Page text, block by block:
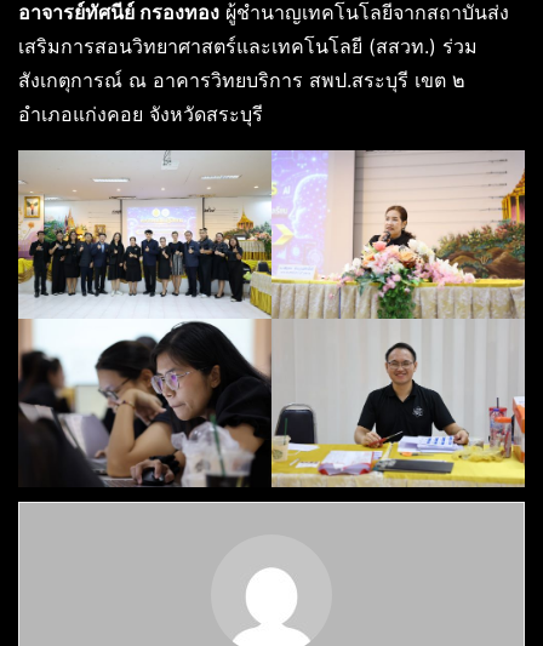
อาจารย์ทัศนีย์ กรองทอง ผู้ชำนาญเทคโนโลยีจากสถาบันส่ง
เสริมการสอนวิทยาศาสตร์และเทคโนโลยี (สสวท.) ร่วม
สังเกตุการณ์ ณ อาคารวิทยบริการ สพป.สระบุรี เขต ๒
อำเภอแก่งคอย จังหวัดสระบุรี